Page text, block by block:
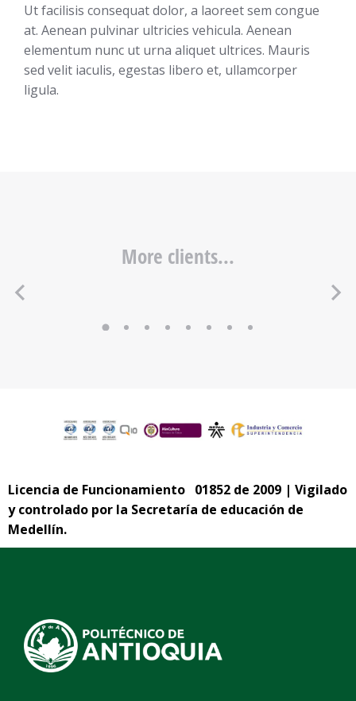
Ut facilisis consequat dolor, a laoreet sem congue
at. Aenean pulvinar ultricies vehicula. Aenean
elementum nunc ut urna aliquet ultrices. Mauris
sed velit iaculis, egestas libero et, ullamcorper
ligula.
More clients...
Licencia de Funcionamiento 01852 de 2009 | Vigilado
y controlado por la Secretaría de educación de
Medellín.